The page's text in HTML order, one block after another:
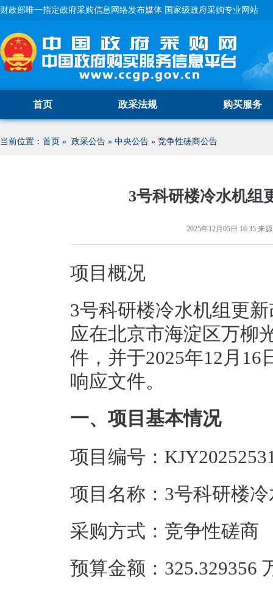
财政部唯一指定政府采购信息网络发布媒体 国家级政府采购专业网站
首页 政采法规 购买服务
当前位置： 首页 » 政采公告 » 中央公告 » 竞争性磋商公告
3号科研楼冷水机组
2025年12月05日 16:35 来
项目概况
3号科研楼冷水机组更
应在北京市海淀区万柳
件，并于2025年12月16
响应文件。
一、项目基本情况
项目编号：
项目名称：3号科研楼
采购方式：竞争性磋商
预算金额：325.329356